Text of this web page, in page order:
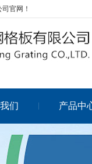
官网！
们 产品中